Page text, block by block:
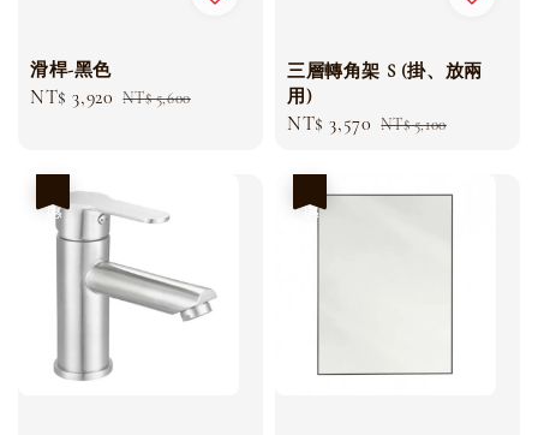
滑桿-黑色
Sale
NT$ 3,920 Regular
NT$ 5,600
三層轉角架 S (掛、放兩
用)
Sale
NT$ 3,570 Regular
NT$ 5,100